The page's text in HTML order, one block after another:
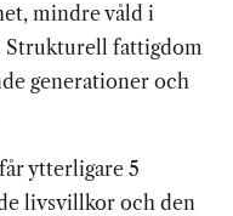
mindre våld i
Strukturell fattigdom
generationer och
ytterligare 5
livsvillkor och den